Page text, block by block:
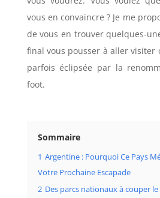
vous en convaincre ? Je me
de vous en trouver quelques-
final vous pousser à aller
parfois éclipsée par la
foot.
Sommaire
1 Argentine : Pourquoi Ce Pays
Votre Prochaine Escapade
2 Des parcs nationaux à couper